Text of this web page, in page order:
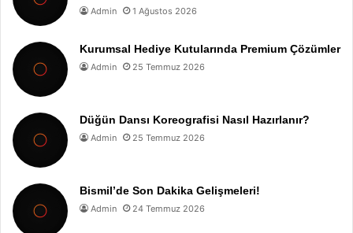
Admin 1 Ağustos 2026
Kurumsal Hediye Kutularında Premium Çözümler
Admin 25 Temmuz 2026
Düğün Dansı Koreografisi Nasıl Hazırlanır?
Admin 25 Temmuz 2026
Bismil’de Son Dakika Gelişmeleri!
Admin 24 Temmuz 2026